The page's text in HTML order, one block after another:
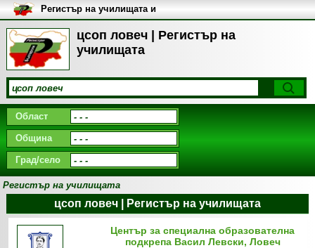
цсоп ловеч | Регистър на
училищата
Регистър на училищата и
университетите в България
Област
Община
Град/село
Регистър на училищата
цсоп ловеч | Регистър на училищата
Център за специална образователна
подкрепа Васил Левски, Ловеч